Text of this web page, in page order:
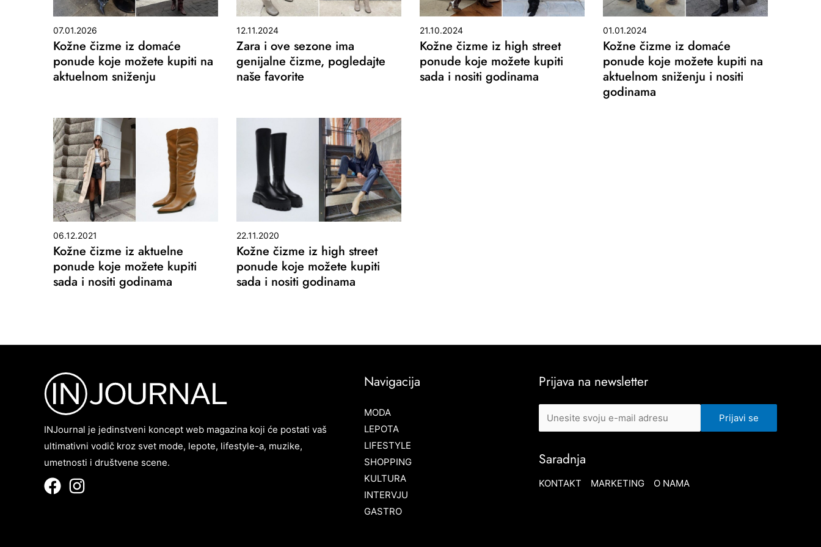
07.01.2026
Kožne čizme iz domaće
ponude koje možete kupiti na
aktuelnom sniženju
12.11.2024
Zara i ove sezone ima
genijalne čizme, pogledajte
naše favorite
21.10.2024
Kožne čizme iz high street
ponude koje možete kupiti
sada i nositi godinama
01.01.2024
Kožne čizme iz domaće
ponude koje možete kupiti na
aktuelnom sniženju i nositi
godinama
06.12.2021
Kožne čizme iz aktuelne
ponude koje možete kupiti
sada i nositi godinama
22.11.2020
Kožne čizme iz high street
ponude koje možete kupiti
sada i nositi godinama
INJournal je jedinstveni koncept web magazina koji će postati vaš
ultimativni vodič kroz svet mode, lepote, lifestyle-a, muzike,
umetnosti i društvene scene.
Navigacija
MODA
LEPOTA
LIFESTYLE
SHOPPING
KULTURA
INTERVJU
GASTRO
Prijava na newsletter
Saradnja
KONTAKT MARKETING O NAMA